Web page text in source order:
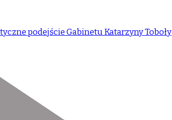
podejście Gabinetu Katarzyny Toboły